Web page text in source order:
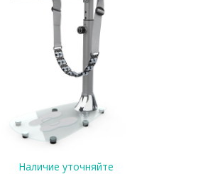
Наличие уточняйте